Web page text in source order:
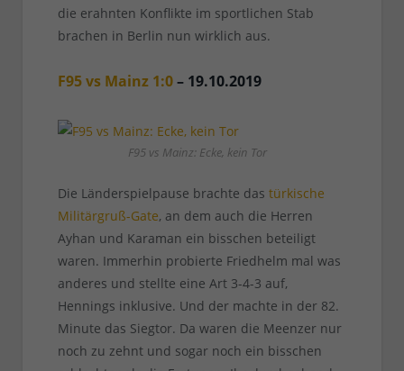
die erahnten Konflikte im sportlichen Stab
brachen in Berlin nun wirklich aus.
F95 vs Mainz 1:0– 19.10.2019
F95 vs Mainz: Ecke, kein Tor
Die Länderspielpause brachte das türkische
Militärgruß-Gate, an dem auch die Herren
Ayhan und Karaman ein bisschen beteiligt
waren. Immerhin probierte Friedhelm mal was
anderes und stellte eine Art 3-4-3 auf,
Hennings inklusive. Und der machte in der 82.
Minute das Siegtor. Da waren die Meenzer nur
noch zu zehnt und sogar noch ein bisschen